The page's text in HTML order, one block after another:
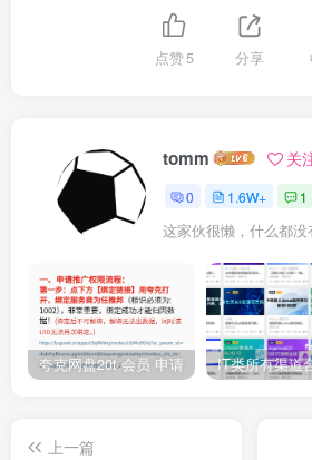
点赞5 分享
tomm 关
0 1.6W+ 1
这家伙很懒，什么都没
夸克网盘20t 会员 申请
上一篇